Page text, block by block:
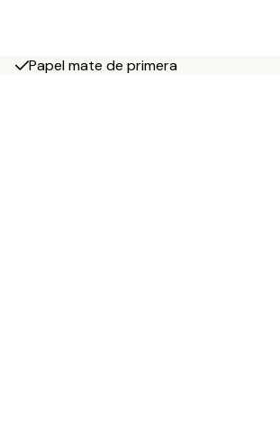
Papel mate de primera